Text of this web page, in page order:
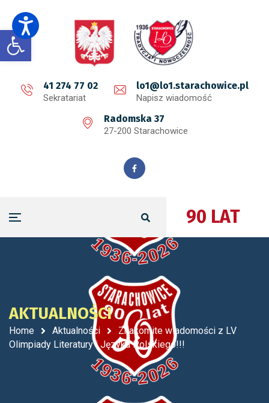
Open toolbar
41 274 77 02
Sekratariat
lo1@lo1.starachowice.pl
Napisz wiadomość
Radomska 37
27-200 Starachowice
90 LAT
AKTUALNOŚCI
Home Aktualności
Znakomite wiadomości z LV
Olimpiady Literatury i Języka Polskiego!!!